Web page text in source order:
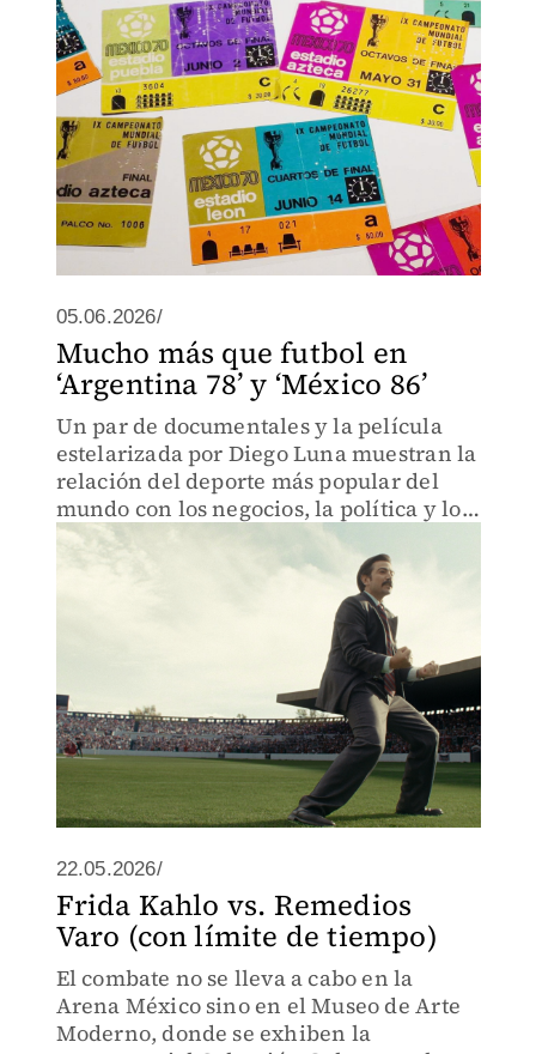
05.06.2026/
Mucho más que futbol en
‘Argentina 78’ y ‘México 86’
Un par de documentales y la película
estelarizada por Diego Luna muestran la
relación del deporte más popular del
mundo con los negocios, la política y los
derechos humanos.
22.05.2026/
Frida Kahlo vs. Remedios
Varo (con límite de tiempo)
El combate no se lleva a cabo en la
Arena México sino en el Museo de Arte
Moderno, donde se exhiben la